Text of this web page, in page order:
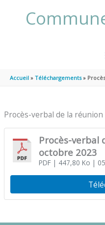
Accueil Téléchargements
Procès-verbal de la
Procès-verbal
octobre 2023
PDF| 447,80 Ko |